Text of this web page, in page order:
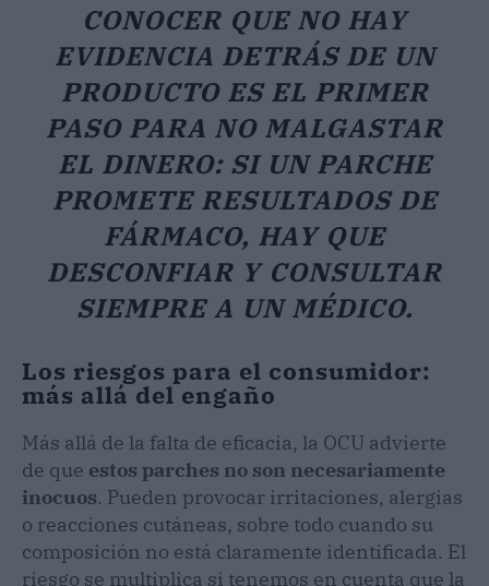
CONOCER QUE NO HAY
EVIDENCIA DETRÁS DE UN
PRODUCTO ES EL PRIMER
PASO PARA NO MALGASTAR
EL DINERO: SI UN PARCHE
PROMETE RESULTADOS DE
FÁRMACO, HAY QUE
DESCONFIAR Y CONSULTAR
SIEMPRE A UN MÉDICO.
Los riesgos para el consumidor:
más allá del engaño
Más allá de la falta de eficacia, la OCU advierte
de que estos parches no son necesariamente
inocuos. Pueden provocar irritaciones, alergias
o reacciones cutáneas, sobre todo cuando su
composición no está claramente identificada. El
riesgo se multiplica si tenemos en cuenta que la